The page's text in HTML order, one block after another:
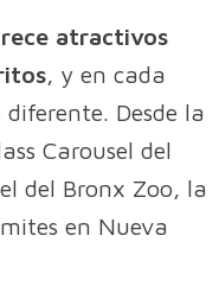
atractivos
, y en cada
Desde la
Carousel del
del Bronx Zoo, la
en Nueva